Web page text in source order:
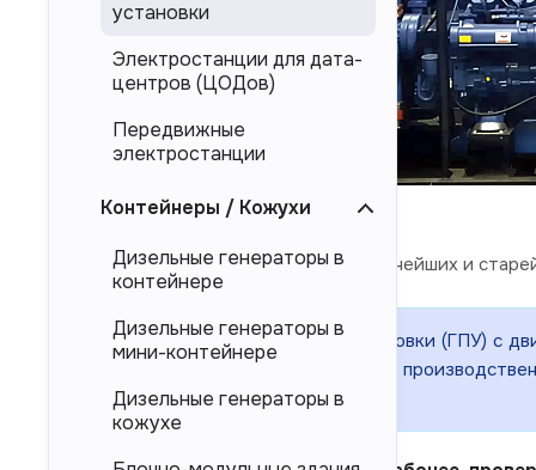
Yuchai- один из крупнейших и
Газопоршневые установки (ГПУ) с
непрерывного электроснабжения
дата-центров и других сферах
установки
Электростанции для дата-
центров (ЦОДов)
Передвижные
электростанции
Контейнеры / Кожухи
Дизельные генераторы в
контейнере
Дизельные генераторы в
мини-контейнере
Дизельные генераторы в
кожухе